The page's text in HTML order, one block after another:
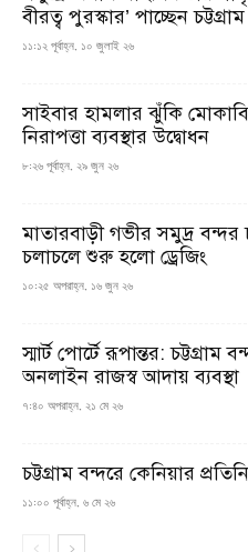
বীরত্ব পুরস্কার’ পাচ্ছেন
১১:১২ পূর্বাহ্ন, ১০ জুলাই ২৬
সাইবার হামলার ঝুঁকি
নিরাপত্তা ব্যবস্থার উদ্বোধন
৮:২৬ পূর্বাহ্ন, ২৯ জুন ২৬
মাতারবাড়ী গভীর সমুদ্র বন্দর
চলাচলে শুরু হলো ড্রেজিং
১০:২৫ অপরাহ্ন, ১৬ জুন ২৬
স্মার্ট পোর্টে রূপান্তর:
অনলাইন রাজস্ব আদায় ব্যবস্থা
৭:৪০ অপরাহ্ন, ২১ মে ২৬
চট্টগ্রাম বন্দরে কেনিয়ার
১১:০০ পূর্বাহ্ন, ৬ মে ২৬